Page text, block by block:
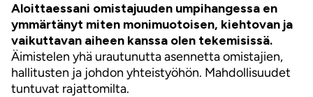
Aloittaessani omistajuuden umpihangessa en
ymmärtänyt miten monimuotoisen, kiehtovan ja
vaikuttavan aiheen kanssa olen tekemisissä.
Äimistelen yhä urautunutta asennetta omistajien,
hallitusten ja johdon yhteistyöhön. Mahdollisuudet
tuntuvat rajattomilta.